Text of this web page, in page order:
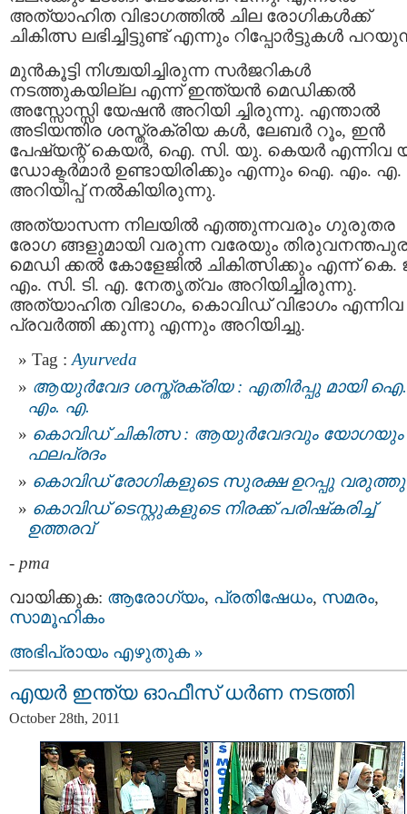
അത്യാഹിത വിഭാഗത്തില്‍ ചില രോഗികള്‍ക്ക്
ചികിത്സ ലഭിച്ചിട്ടുണ്ട് എന്നും റിപ്പോര്‍ട്ടുകള്‍
മുന്‍കൂട്ടി നിശ്ചയിച്ചിരുന്ന സര്‍ജറികള്‍
നടത്തുകയില്ല എന്ന് ഇന്ത്യന്‍ മെഡിക്കല്‍
അസ്സോസ്സി യേഷന്‍ അറിയി ച്ചിരുന്നു. എന്താല്‍
അടിയന്തിര ശസ്ത്രക്രിയ കള്‍, ലേബര്‍ റൂം, ഇന്‍
പേഷ്യന്റ് കെയര്‍, ഐ. സി. യു. കെയര്‍ എന്നിവ
ഡോക്ടര്‍മാര്‍ ഉണ്ടായിരിക്കും എന്നും ഐ. എം. എ.
അറിയിപ്പ് നല്‍കിയിരുന്നു.
അത്യാസന്ന നിലയില്‍ എത്തുന്നവരും ഗുരുതര
രോഗ ങ്ങളുമായി വരുന്ന വരേയും
മെഡി ക്കല്‍ കോളേജില്‍ ചികിത്സിക്കും എന്ന് കെ.
എം. സി. ടി. എ. നേതൃത്വം അറിയിച്ചിരുന്നു.
അത്യാഹിത വിഭാഗം, കൊവിഡ് വിഭാഗം എന്നിവ
പ്രവര്‍ത്തി ക്കുന്നു എന്നും അറിയിച്ചു.
Tag : Ayurveda
ആയുര്‍വേദ ശസ്ത്രക്രിയ : എതിര്‍പ്പു മായി ഐ.
എം. എ.
കൊവിഡ് ചികിത്സ : ആയുര്‍വേദവും യോഗയും
ഫലപ്രദം
കൊവിഡ് രോഗികളുടെ സുരക്ഷ ഉറപ്പു
കൊവിഡ് ടെസ്റ്റുകളുടെ നിരക്ക് പരിഷ്‌കരിച്ച്
ഉത്തരവ്
- pma
വായിക്കുക: ആരോഗ്യം, പ്രതിഷേധം, സമരം,
സാമൂഹികം
അഭിപ്രായം എഴുതുക »
എയര്‍ ഇന്ത്യ ഓഫീസ് ധര്‍ണ നടത്തി
October 28th, 2011